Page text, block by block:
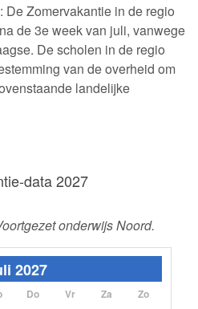
De Zomervakantie in de regio
de 3e week van juli, vanwege
De scholen in de regio
van de overheid om
landelijke
data 2027
onderwijs Noord.
2027
Do Vr Za Zo